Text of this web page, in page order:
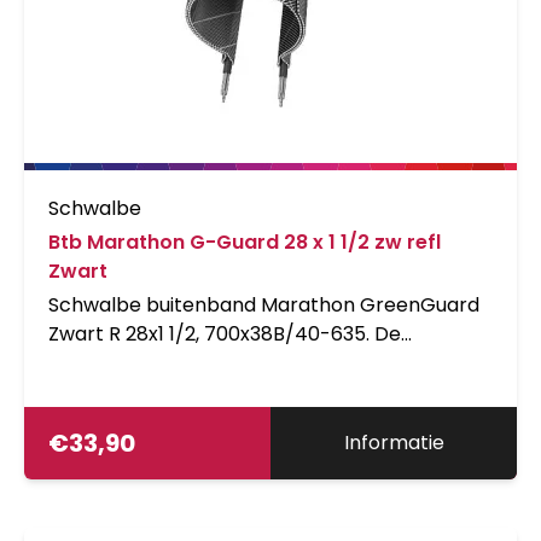
Schwalbe
Btb Marathon G-Guard 28 x 1 1/2 zw refl
Zwart
Schwalbe buitenband Marathon GreenGuard
Zwart R 28x1 1/2, 700x38B/40-635. De
GreenGuard wordt voor 1/3 uit gerecyclede
latexproducten vervaardigd. De 'Anti-Aging'
€33,90 Informatie